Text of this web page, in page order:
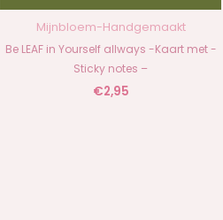
Mijnbloem-Handgemaakt
Be LEAF in Yourself allways -Kaart met -
Sticky notes –
€2,95